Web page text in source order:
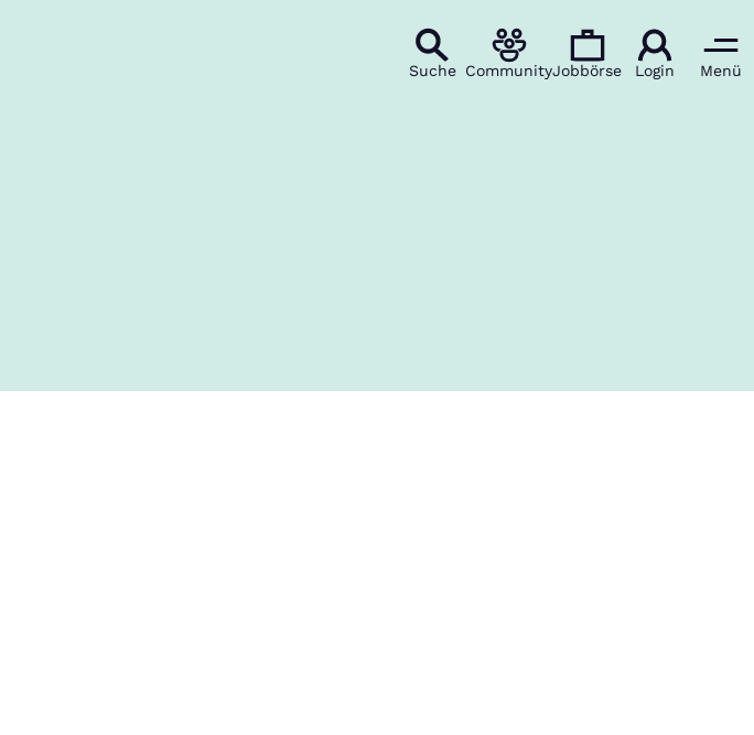
Suche CommunityJobbörse Login Menü